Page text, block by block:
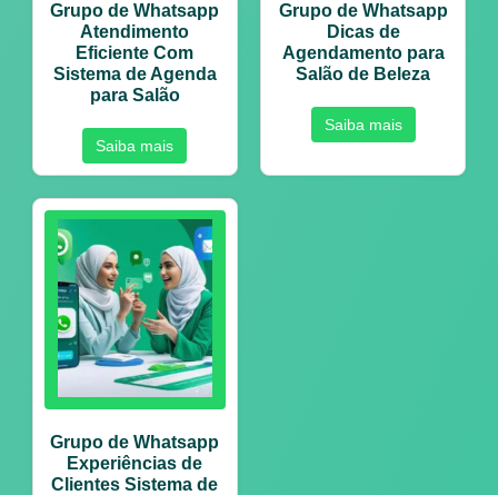
Grupo de Whatsapp
Atendimento
Eficiente Com
Sistema de Agenda
para Salão
Saiba mais
Grupo de Whatsapp
Dicas de
Agendamento para
Salão de Beleza
Saiba mais
Grupo de Whatsapp
Experiências de
Clientes Sistema de